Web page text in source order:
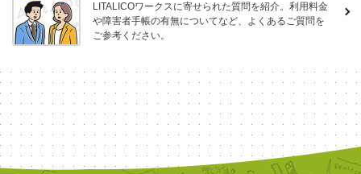
LITALICOワークスに寄せられた質問を紹介。利用料金
や障害者手帳の有無についてなど、よくあるご質問を
ご参考ください。